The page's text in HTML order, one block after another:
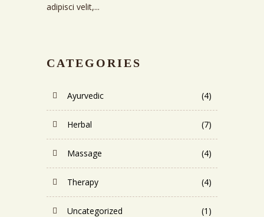
adipisci velit,...
CATEGORIES
Ayurvedic (4)
Herbal (7)
Massage (4)
Therapy (4)
Uncategorized (1)